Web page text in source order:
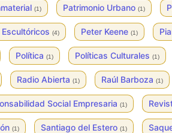
(1) Patrimonio Urbano (1)
(4) Peter Keene (1)
Política (1) Políticas Culturales (1)
Radio Abierta (1) Raúl Barboza (1)
Social Empresaria (1)
(1) Santiago del Estero (1)